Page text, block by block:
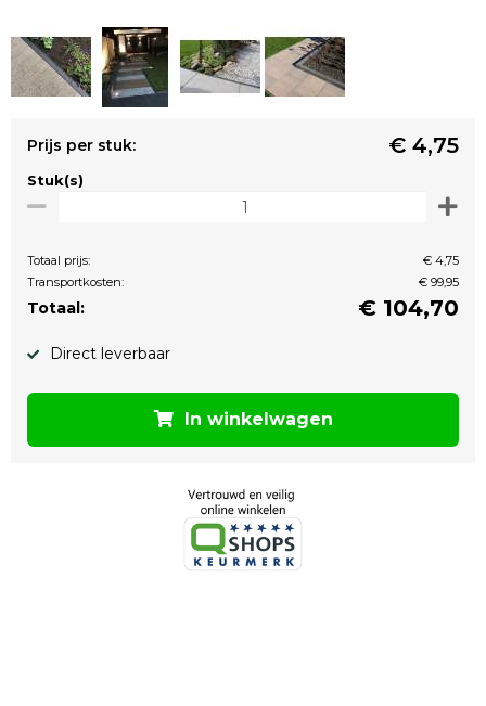
Prijs per stuk: € 4,75
Stuk(s)
Totaal prijs:
€ 4,75
Transportkosten:
€ 99,95
Totaal: € 104,70
Direct leverbaar
In winkelwagen